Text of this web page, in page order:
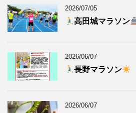
2026/07/05
高田城マラソン
2026/06/07
長野マラソン
2026/06/07